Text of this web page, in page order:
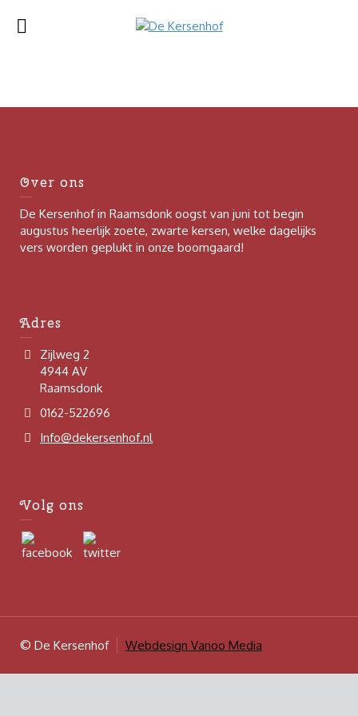
Over ons
De Kersenhof in Raamsdonk oogst van juni tot begin
augustus heerlijk zoete, zwarte kersen, welke dagelijks
vers worden geplukt in onze boomgaard!
Adres
Zijlweg 2
4944 AV
Raamsdonk
0162-522696
Info@dekersenhof.nl
Volg ons
© De Kersenhof Webdesign Vanoo Media